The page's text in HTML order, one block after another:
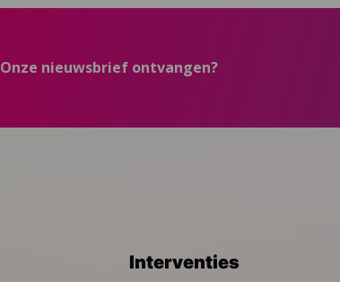
Onze nieuwsbrief ontvangen?
Interventies